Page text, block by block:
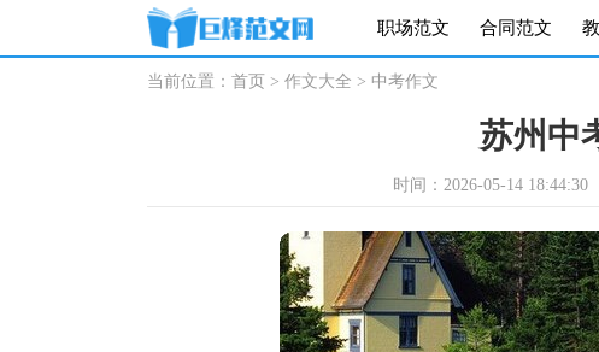
职场范文 合同范文
当前位置： 首页 > 作文大全 > 中考作文
苏州中
时间：2026-05-14 18:44:30